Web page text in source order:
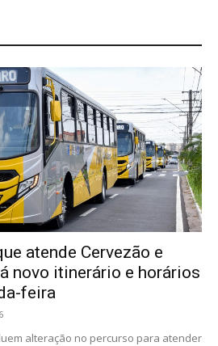
atende Cervezão e
novo itinerário e horários
feira
alteração no percurso para atender